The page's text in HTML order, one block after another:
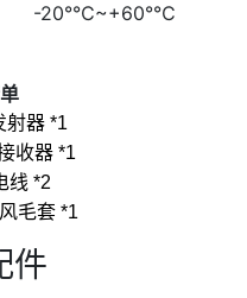
-20°℃~+60°℃
射器 *1
收器 *1
线 *2
毛套 *1
件